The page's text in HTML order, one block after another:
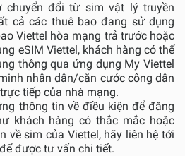
chuyển đổi từ sim vật lý truyền
cả các thuê bao đang sử dụng
Viettel hòa mạng trả trước hoặc
eSIM Viettel, khách hàng có thể
thông qua ứng dụng My Viettel
nhân dân/căn cước công dân
tiếp của nhà mạng.
thông tin về điều kiện để đăng
khách hàng có thắc mắc hoặc
về sim của Viettel, hãy liên hệ tới
để được tư vấn chi tiết.